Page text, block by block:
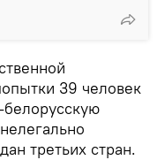
39 человек
белорусскую
третьих стран.